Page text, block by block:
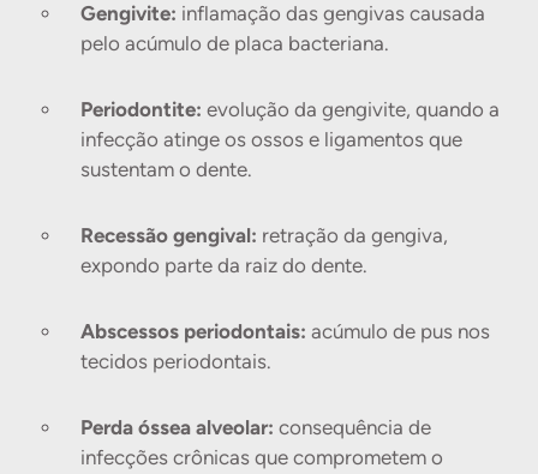
Gengivite: inflamação das gengivas causada
pelo acúmulo de placa bacteriana.
Periodontite: evolução da gengivite, quando a
infecção atinge os ossos e ligamentos que
sustentam o dente.
Recessão gengival: retração da gengiva,
expondo parte da raiz do dente.
Abscessos periodontais: acúmulo de pus nos
tecidos periodontais.
Perda óssea alveolar: consequência de
infecções crônicas que comprometem o